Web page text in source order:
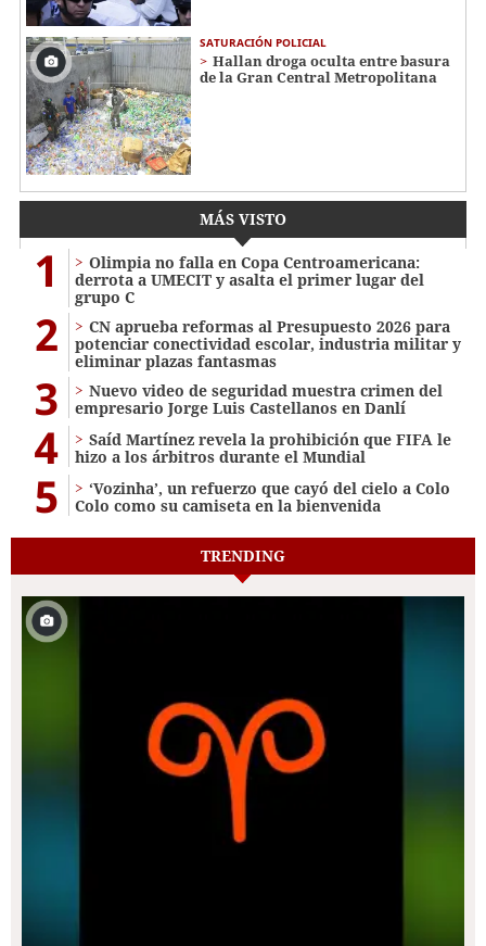
SATURACIÓN POLICIAL
Hallan droga oculta entre basura
de la Gran Central Metropolitana
MÁS VISTO
1
Olimpia no falla en Copa Centroamericana:
derrota a UMECIT y asalta el primer lugar del
grupo C
2
CN aprueba reformas al Presupuesto 2026 para
potenciar conectividad escolar, industria militar y
eliminar plazas fantasmas
3
Nuevo video de seguridad muestra crimen del
empresario Jorge Luis Castellanos en Danlí
4
Saíd Martínez revela la prohibición que FIFA le
hizo a los árbitros durante el Mundial
5
‘Vozinha’, un refuerzo que cayó del cielo a Colo
Colo como su camiseta en la bienvenida
TRENDING